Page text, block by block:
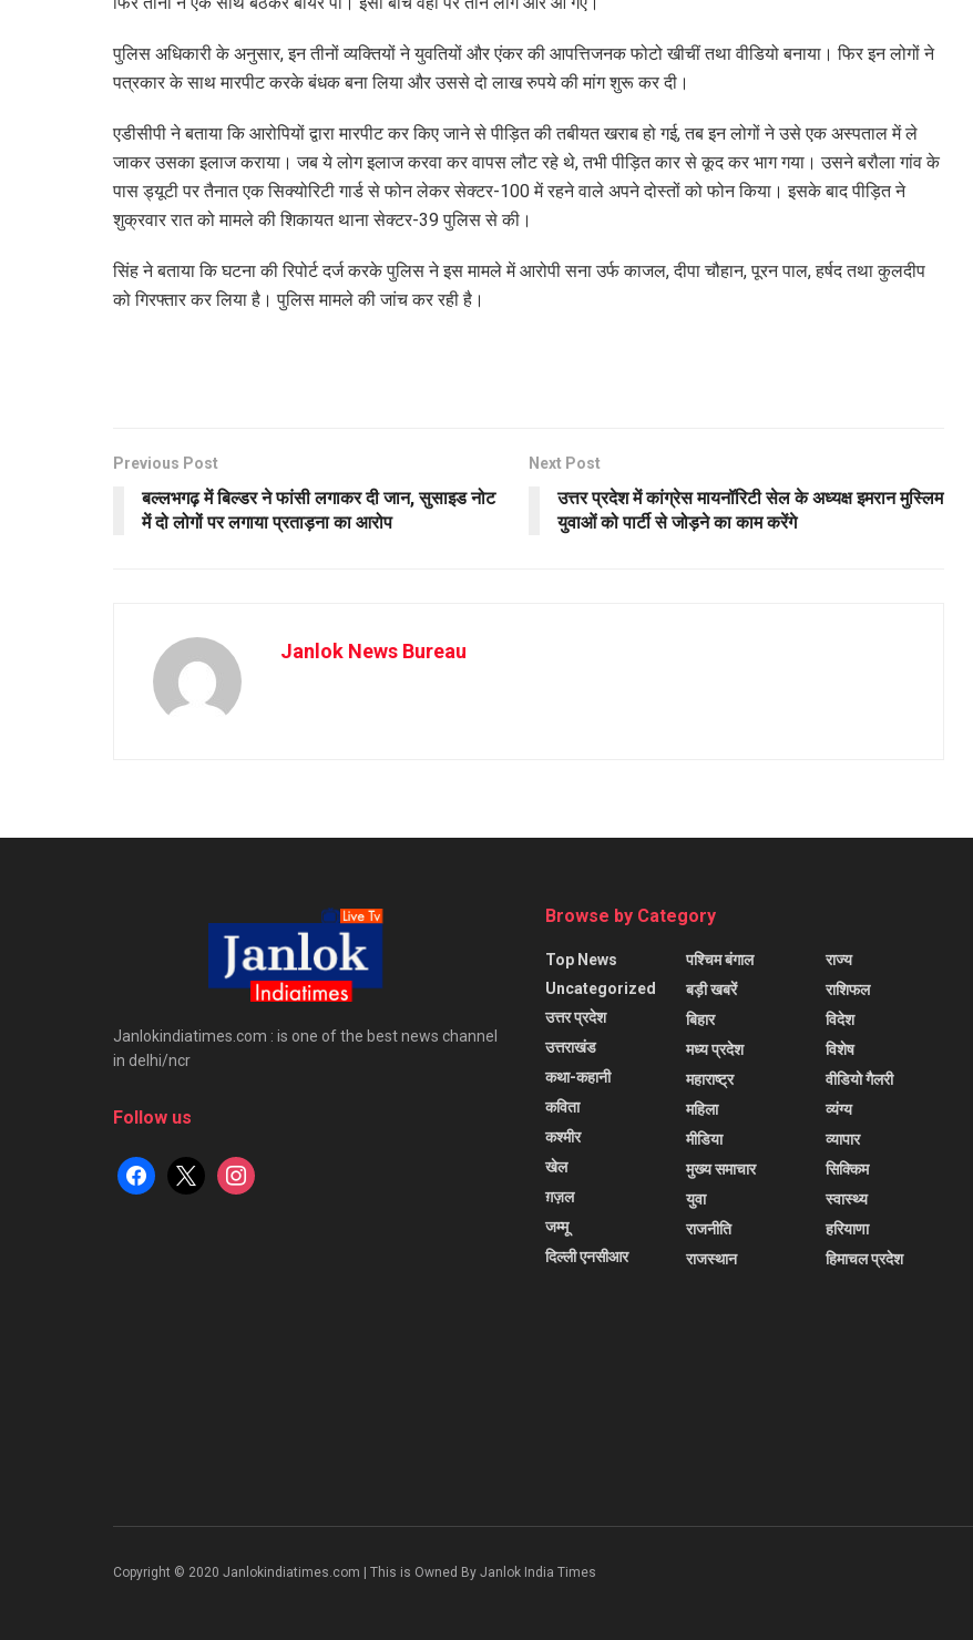
पुलिस अधिकारी के अनुसार, इन तीनों व्यक्तियों ने युवतियों और एंकर की आपत्तिजनक फोटो खीचीं तथा वीडियो बनाया। फिर इन लोगों ने
पत्रकार के साथ मारपीट करके बंधक बना लिया और उससे दो लाख रुपये की मांग शुरू कर दी।
एडीसीपी ने बताया कि आरोपियों द्वारा मारपीट कर किए जाने से पीड़ित की तबीयत खराब हो गई, तब इन लोगों ने उसे एक अस्पताल में ले
जाकर उसका इलाज कराया। जब ये लोग इलाज करवा कर वापस लौट रहे थे, तभी पीड़ित कार से कूद कर भाग गया। उसने बरौला गांव के
पास ड्यूटी पर तैनात एक सिक्योरिटी गार्ड से फोन लेकर सेक्टर-100 में रहने वाले अपने दोस्तों को फोन किया। इसके बाद पीड़ित ने
शुक्रवार रात को मामले की शिकायत थाना सेक्टर-39 पुलिस से की।
सिंह ने बताया कि घटना की रिपोर्ट दर्ज करके पुलिस ने इस मामले में आरोपी सना उर्फ काजल, दीपा चौहान, पूरन पाल, हर्षद तथा कुलदीप
को गिरफ्तार कर लिया है। पुलिस मामले की जांच कर रही है।
Previous Post
बल्लभगढ़ में बिल्डर ने फांसी लगाकर दी जान, सुसाइड नोट
में दो लोगों पर लगाया प्रताड़ना का आरोप
Next Post
उत्तर प्रदेश में कांग्रेस मायनॉरिटी सेल के अध्यक्ष इमरान मुस्लिम
युवाओं को पार्टी से जोड़ने का काम करेंगे
Janlok News Bureau
Janlokindiatimes.com : is one of the best news channel
in delhi/ncr
Follow us
facebook
x instagram
Browse by Category
Top News
Uncategorized
उत्तर प्रदेश
उत्तराखंड
कथा-कहानी
कविता
कश्मीर
खेल
ग़ज़ल
जम्मू
दिल्ली एनसीआर
पश्चिम बंगाल
बड़ी खबरें
बिहार
मध्य प्रदेश
महाराष्ट्र
महिला
मीडिया
मुख्य समाचार
युवा
राजनीति
राजस्थान
राज्य
राशिफल
विदेश
विशेष
वीडियो गैलरी
व्यंग्य
व्यापार
सिक्किम
स्वास्थ्य
हरियाणा
हिमाचल प्रदेश
Copyright © 2020 Janlokindiatimes.com | This is Owned By Janlok India Times